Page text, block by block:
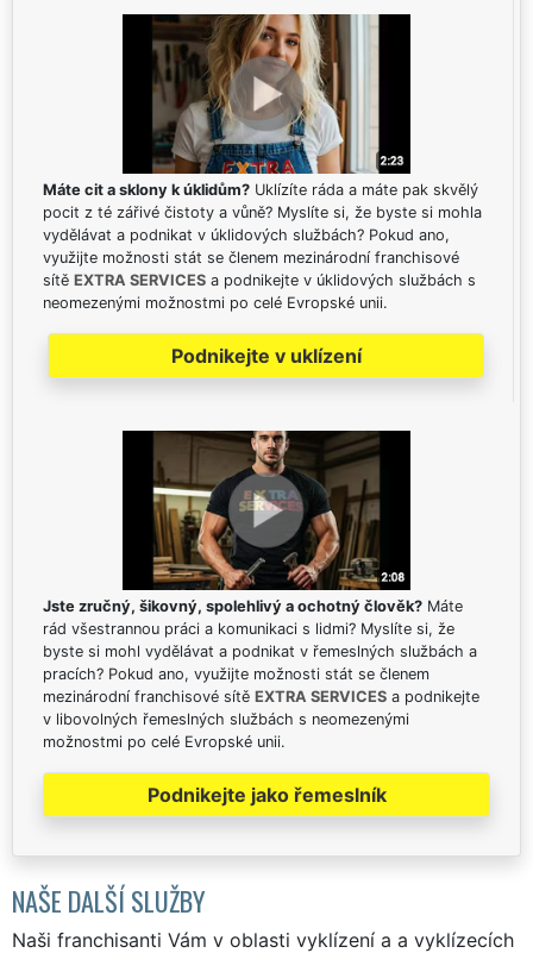
Máte cit a sklony k úklidům? Uklízíte ráda a máte pak skvělý
pocit z té zářivé čistoty a vůně? Myslíte si, že byste si mohla
vydělávat a podnikat v úklidových službách? Pokud ano,
využijte možnosti stát se členem mezinárodní franchisové
sítě EXTRA SERVICES a podnikejte v úklidových službách s
neomezenými možnostmi po celé Evropské unii.
Podnikejte v uklízení
Jste zručný, šikovný, spolehlivý a ochotný člověk? Máte
rád všestrannou práci a komunikaci s lidmi? Myslíte si, že
byste si mohl vydělávat a podnikat v řemeslných službách a
pracích? Pokud ano, využijte možnosti stát se členem
mezinárodní franchisové sítě EXTRA SERVICES a podnikejte
v libovolných řemeslných službách s neomezenými
možnostmi po celé Evropské unii.
Podnikejte jako řemeslník
NAŠE DALŠÍ SLUŽBY
Naši franchisanti Vám v oblasti vyklízení a a vyklízecích